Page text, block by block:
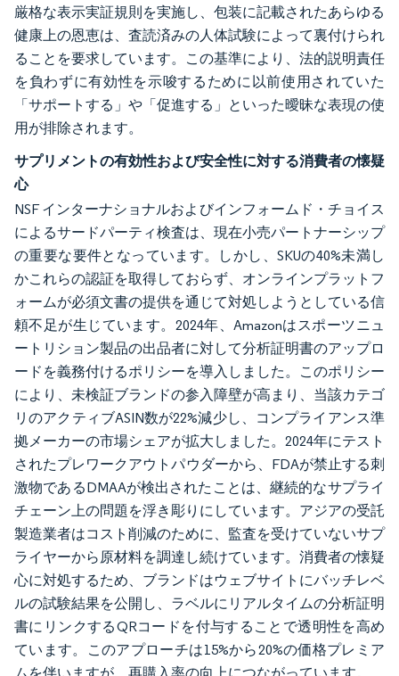
厳格な表示実証規則を実施し、包装に記載されたあらゆる
健康上の恩恵は、査読済みの人体試験によって裏付けられ
ることを要求しています。この基準により、法的説明責任
を負わずに有効性を示唆するために以前使用されていた
「サポートする」や「促進する」といった曖昧な表現の使
用が排除されます。
サプリメントの有効性および安全性に対する消費者の懐疑
心
NSF インターナショナルおよびインフォームド・チョイス
によるサードパーティ検査は、現在小売パートナーシップ
の重要な要件となっています。しかし、SKUの40%未満し
かこれらの認証を取得しておらず、オンラインプラットフ
ォームが必須文書の提供を通じて対処しようとしている信
頼不足が生じています。2024年、Amazonはスポーツニュ
ートリション製品の出品者に対して分析証明書のアップロ
ードを義務付けるポリシーを導入しました。このポリシー
により、未検証ブランドの参入障壁が高まり、当該カテゴ
リのアクティブASIN数が22%減少し、コンプライアンス準
拠メーカーの市場シェアが拡大しました。2024年にテスト
されたプレワークアウトパウダーから、FDAが禁止する刺
激物であるDMAAが検出されたことは、継続的なサプライ
チェーン上の問題を浮き彫りにしています。アジアの受託
製造業者はコスト削減のために、監査を受けていないサプ
ライヤーから原材料を調達し続けています。消費者の懐疑
心に対処するため、ブランドはウェブサイトにバッチレベ
ルの試験結果を公開し、ラベルにリアルタイムの分析証明
書にリンクするQRコードを付与することで透明性を高め
ています。このアプローチは15%から20%の価格プレミア